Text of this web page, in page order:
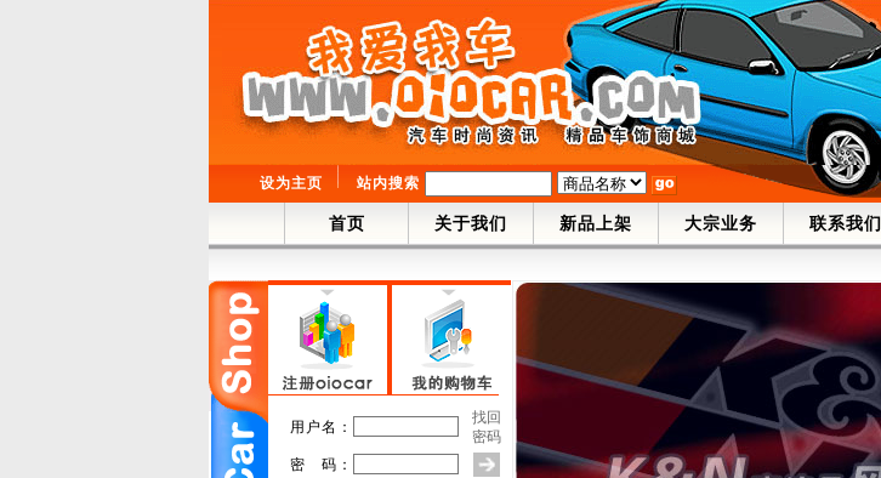
设为主页 站内搜索
首页 关于我们 新品上架 大宗业务 联系我们
用户名：
找回
密码
密 码：